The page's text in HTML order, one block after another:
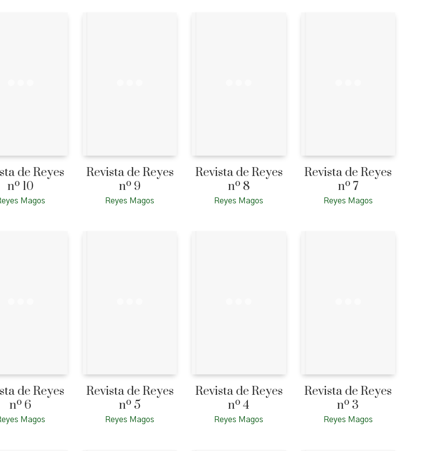
de Reyes
nº 10
Magos
Revista de Reyes
nº 9
Reyes Magos
Revista de Reyes
nº 8
Reyes Magos
Revista de Reyes
nº 7
Reyes Magos
de Reyes
nº 6
Magos
Revista de Reyes
nº 5
Reyes Magos
Revista de Reyes
nº 4
Reyes Magos
Revista de Reyes
nº 3
Reyes Magos